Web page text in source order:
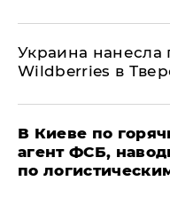
Украина нанесла
Wildberries в
В Киеве по
агент ФСБ,
по